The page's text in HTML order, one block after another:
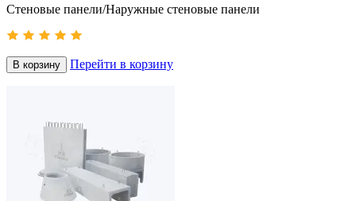
Стеновые панели/Наружные стеновые панели
В корзину Перейти в корзину